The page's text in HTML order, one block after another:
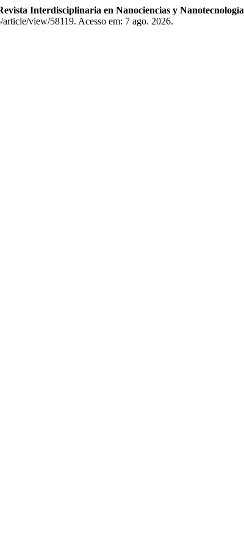
Interdisciplinaria en Nanociencias y Nanotecnología
view/58119. Acesso em: 7 ago. 2026.